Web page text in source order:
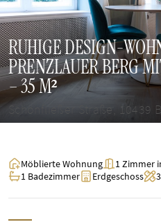
RUHIGE DESIGN-
PRENZLAUER BERG
– 35 M²
Schönfließer Straße, 10439
Möblierte Wohnung 1 Zimmer
1 Badezimmer
Erdgeschoss